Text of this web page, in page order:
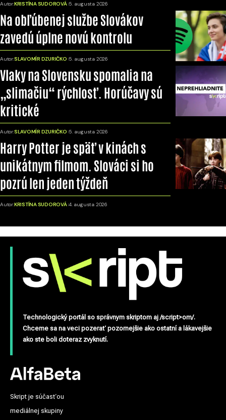
Autor:KRISTÍNA SUDOROVÁ 5. augusta 2026
Na obľúbenej službe Slovákov
zavedú úplne novú kontrolu
Autor:SLAVOMÍR DZURIČKO 5. augusta 2026
Vlaky na Slovensku spomalia na
„slimačiu“ rýchlosť. Horúčavy sú
kritické
Autor:SLAVOMÍR DZURIČKO 5. augusta 2026
Harry Potter je späť v kinách s
unikátnym filmom. Slováci si ho
pozrú len jeden týždeň
Autor:KRISTÍNA SUDOROVÁ 4. augusta 2026
Technologický portál so správnym skriptom aj /script>om/.
Chceme sa na veci pozerať pozornejšie ako ostatní a lákavejšie
ako ste boli doteraz zvyknutí.
Skript je súčasťou
mediálnej skupiny